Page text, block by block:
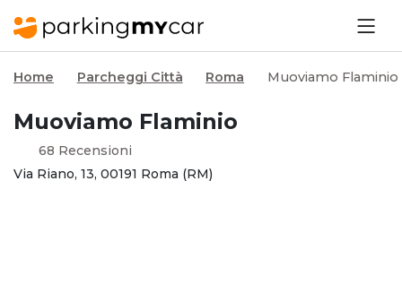
Home Parcheggi Città Roma Muoviamo Flaminio
Muoviamo Flaminio
68 Recensioni
Via Riano, 13, 00191 Roma (RM)